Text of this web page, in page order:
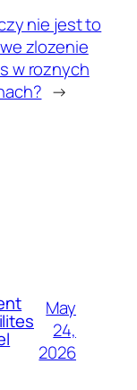
nie jest to
zlozenie
w roznych
→
May
24,
2026